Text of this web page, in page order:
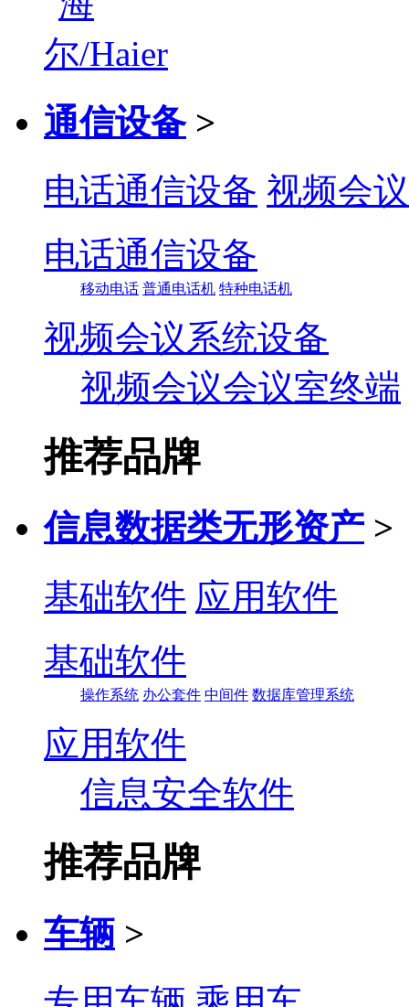
通信设备 >
电话通信设备 视频会
电话通信设备
移动电话 普通电话机 特种电话机
视频会议系统设备
视频会议会议室终端
推荐品牌
信息数据类无形资产 >
基础软件 应用软件
基础软件
操作系统 办公套件 中间件 数据库管理系统
应用软件
信息安全软件
推荐品牌
车辆 >